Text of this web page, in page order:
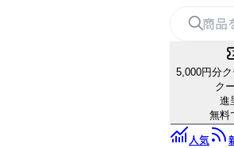
5,000円分
ク
進
無料
人気